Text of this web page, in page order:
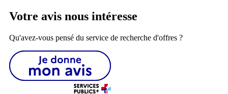
Votre avis nous intéresse
Qu'avez-vous pensé du service de recherche d'offres ?